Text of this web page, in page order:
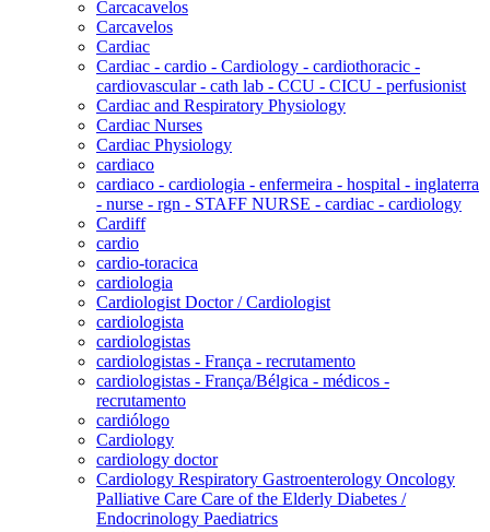
Carcacavelos
Carcavelos
Cardiac
Cardiac - cardio - Cardiology - cardiothoracic -
cardiovascular - cath lab - CCU - CICU - perfusionist
Cardiac and Respiratory Physiology
Cardiac Nurses
Cardiac Physiology
cardiaco
cardiaco - cardiologia - enfermeira - hospital - inglaterra
- nurse - rgn - STAFF NURSE - cardiac - cardiology
Cardiff
cardio
cardio-toracica
cardiologia
Cardiologist Doctor / Cardiologist
cardiologista
cardiologistas
cardiologistas - França - recrutamento
cardiologistas - França/Bélgica - médicos -
recrutamento
cardiólogo
Cardiology
cardiology doctor
Cardiology Respiratory Gastroenterology Oncology
Palliative Care Care of the Elderly Diabetes /
Endocrinology Paediatrics